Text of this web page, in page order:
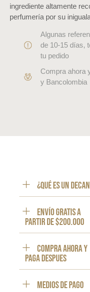
ingrediente altamente
perfumería por su
Algunas
de 10-15 días,
tu pedido
Compra ahora
y Bancolombia
¿Qué es un
ENVÍO GRATIS a
partir de $200.000
Compra ahora y
paga despues
Medios de pago